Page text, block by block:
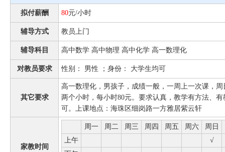
拟付薪酬 80元/小时
辅导方式 教员上门
辅导科目 高中数学 高中物理 高中化学 高一数理化
对教员要求 性别： 男性 ；身份： 大学生均可
其它要求
高一数理化，男孩子，成绩一般，一周上一次课，
两个小时，每小时80元。要求认真，教学有方法、
可。上课地点：海珠区细岗路一方雅居紫云轩
家教时间
周一 周二 周三 周四 周五 周六 周日
上午
√